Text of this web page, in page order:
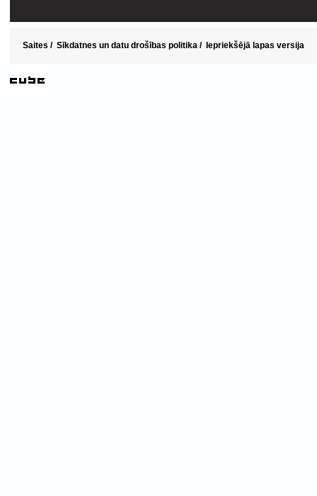
Saites / Sīkdatnes un datu drošības politika / Iepriekšējā lapas versija